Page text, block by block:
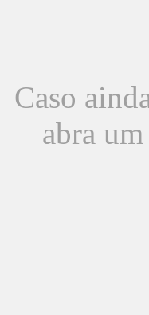
Caso
abra